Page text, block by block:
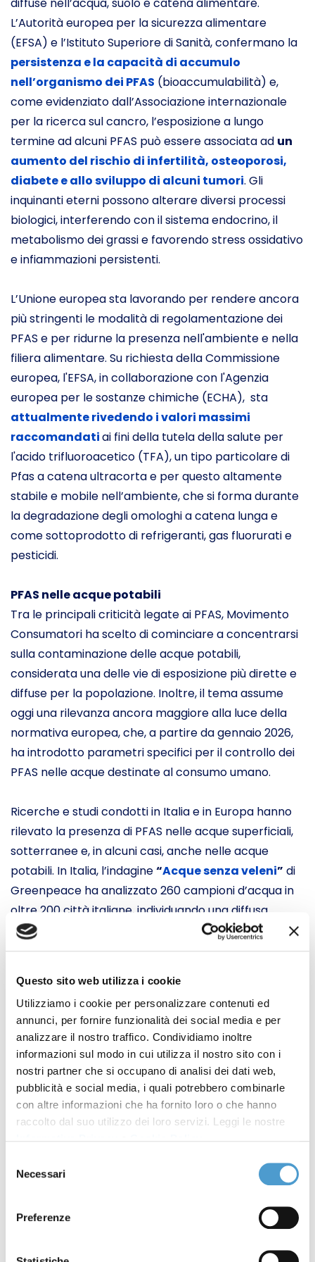
Questo sito web utilizza i cookie
Utilizziamo i cookie per personalizzare contenuti ed
annunci, per fornire funzionalità dei social media e per
analizzare il nostro traffico. Condividiamo inoltre
informazioni sul modo in cui utilizza il nostro sito con i
nostri partner che si occupano di analisi dei dati web,
pubblicità e social media, i quali potrebbero combinarle
con altre informazioni che ha fornito loro o che hanno
raccolto dal suo utilizzo dei loro servizi. Leggi le nostre
delNecessari
Preferenze
diffuse nell’acqua, suolo e catena alimentare.
L’Autorità europea per la sicurezza alimentare
(EFSA) e l’Istituto Superiore di Sanità, confermano la
persistenza e la capacità di accumulo
nell’organismo dei PFAS (bioaccumulabilità) e,
come evidenziato dall’Associazione internazionale
per la ricerca sul cancro, l’esposizione a lungo
termine ad alcuni PFAS può essere associata ad un
aumento del rischio di infertilità, osteoporosi,
diabete e allo sviluppo di alcuni tumori. Gli
inquinanti eterni possono alterare diversi processi
biologici, interferendo con il sistema endocrino, il
metabolismo dei grassi e favorendo stress ossidativo
e infiammazioni persistenti.
L’Unione europea sta lavorando per rendere ancora
più stringenti le modalità di regolamentazione dei
PFAS e per ridurne la presenza nell'ambiente e nella
filiera alimentare. Su richiesta della Commissione
europea, l'EFSA, in collaborazione con l'Agenzia
europea per le sostanze chimiche (ECHA), sta
attualmente rivedendo i valori massimi
raccomandatiai fini della tutela della salute per
l'acido trifluoroacetico (TFA), un tipo particolare di
Pfas a catena ultracorta e per questo altamente
stabile e mobile nell’ambiente, che si forma durante
la degradazione degli omologhi a catena lunga e
come sottoprodotto di refrigeranti, gas fluorurati e
pesticidi.
PFAS nelle acque potabili
Tra le principali criticità legate ai PFAS, Movimento
Consumatori ha scelto di cominciare a concentrarsi
sulla contaminazione delle acque potabili,
considerata una delle vie di esposizione più dirette e
diffuse per la popolazione. Inoltre, il tema assume
oggi una rilevanza ancora maggiore alla luce della
normativa europea, che, a partire da gennaio 2026,
ha introdotto parametri specifici per il controllo dei
PFAS nelle acque destinate al consumo umano.
Ricerche e studi condotti in Italia e in Europa hanno
rilevato la presenza di PFAS nelle acque superficiali,
sotterranee e, in alcuni casi, anche nelle acque
potabili. In Italia, l’indagine“Acque senza veleni” di
Greenpeace ha analizzato 260 campioni d’acqua in
oltre 200 città italiane, individuando una diffusa
presenza di questi composti pericolosi.
Un caso simbolo della presenza di queste sostanze
Miteni, accusata di aver contaminato per decenni le
falde acquifere del Veneto, esponendo circa 300.000
persone ai PFAS. La vicenda, nota dal 2013, è esplosa
nel 2017, quando il biomonitoraggio sui giovani ha
rilevato livelli nel sangue fino a 40 volte superiori alla
norma. Da quei dati preoccupanti è nato il
movimentoMamme NO PFAS, protagonista insieme
ad altre associazioni di una mobilitazione che ha
azienda chimica.
condannato 11 ex dirigenti Miteni per avvelenamento
delle acque e disastro ambientale: una sentenza